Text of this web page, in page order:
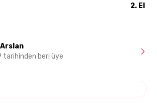
2. El
tarihinden beri üye